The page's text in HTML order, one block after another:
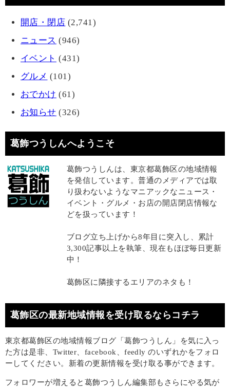
開店・閉店 (2,741)
ニュース (946)
イベント (431)
グルメ (101)
おでかけ (61)
お知らせ (326)
葛飾つうしんへようこそ
葛飾つうしんは、東京都葛飾区の地域情報
を発信しています。普通のメディアでは取
り扱わないようなマニアックなニュース・
イベント・グルメ・お店の開店閉店情報な
どを扱っています！
ブログ立ち上げから8年目に突入し、累計
3,300記事以上を執筆、現在もほぼ毎日更新
中！
葛飾区に隣接するエリアのネタも！
葛飾区の最新地域情報を受け取るならコチラ
東京都葛飾区の地域情報ブログ「葛飾つうしん」を気に入っ
た方は是非、Twitter、facebook、feedly のいずれかをフォロ
ーしてください。新着の更新情報を受け取る事ができます。
フォロワーが増えると葛飾つうしん編集部もさらにやる気が